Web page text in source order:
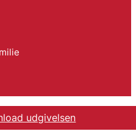
udgivelsen